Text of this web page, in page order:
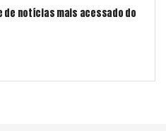
de notícias mais acessado do